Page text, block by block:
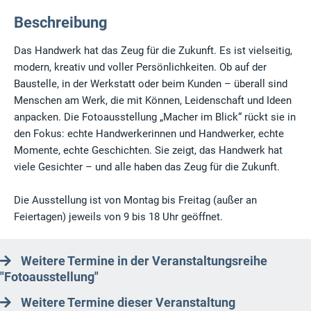
Beschreibung
Das Handwerk hat das Zeug für die Zukunft. Es ist vielseitig,
modern, kreativ und voller Persönlichkeiten. Ob auf der
Baustelle, in der Werkstatt oder beim Kunden – überall sind
Menschen am Werk, die mit Können, Leidenschaft und Ideen
anpacken. Die Fotoausstellung „Macher im Blick“ rückt sie in
den Fokus: echte Handwerkerinnen und Handwerker, echte
Momente, echte Geschichten. Sie zeigt, das Handwerk hat
viele Gesichter – und alle haben das Zeug für die Zukunft.
Die Ausstellung ist von Montag bis Freitag (außer an
Feiertagen) jeweils von 9 bis 18 Uhr geöffnet.
Weitere Termine in der Veranstaltungsreihe
"Fotoausstellung"
Weitere Termine dieser Veranstaltung